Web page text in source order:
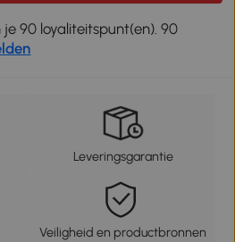
90 loyaliteitspunt(en). 90
Leveringsgarantie
Veiligheid en productbronnen